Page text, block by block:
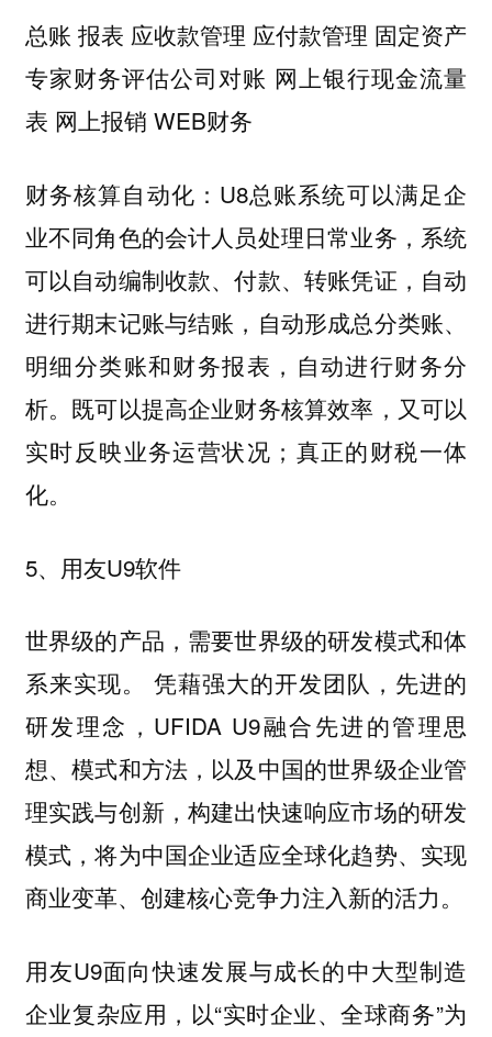
总账 报表 应收款管理 应付款管理 固定资产
专家财务评估公司对账 网上银行现金流量
表 网上报销 WEB财务
财务核算自动化：U8总账系统可以满足企
业不同角色的会计人员处理日常业务，系统
可以自动编制收款、付款、转账凭证，自动
进行期末记账与结账，自动形成总分类账、
明细分类账和财务报表，自动进行财务分
析。既可以提高企业财务核算效率，又可以
实时反映业务运营状况；真正的财税一体
化。
5、用友U9软件
世界级的产品，需要世界级的研发模式和体
系来实现。 凭藉强大的开发团队，先进的
研发理念，UFIDA U9融合先进的管理思
想、模式和方法，以及中国的世界级企业管
理实践与创新，构建出快速响应市场的研发
模式，将为中国企业适应全球化趋势、实现
商业变革、创建核心竞争力注入新的活力。
用友U9面向快速发展与成长的中大型制造
企业复杂应用，以“实时企业、全球商务”为